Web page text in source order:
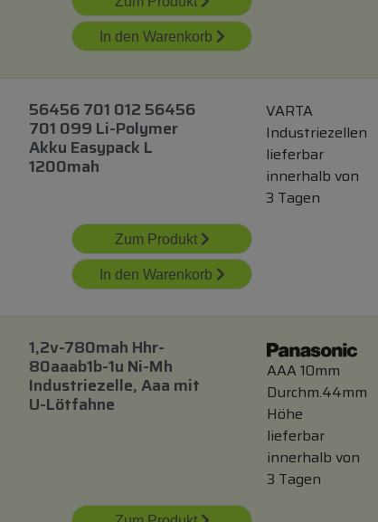
In den Warenkorb
56456 701 012 56456
701 099 Li-Polymer
Akku Easypack L
1200mah
VARTA
Industriezellen
lieferbar
innerhalb von
3 Tagen
Zum Produkt
In den Warenkorb
1,2v-780mah Hhr-
80aaab1b-1u Ni-Mh
Industriezelle, Aaa mit
U-Lötfahne
AAA 10mm
Durchm.44mm
Höhe
lieferbar
innerhalb von
3 Tagen